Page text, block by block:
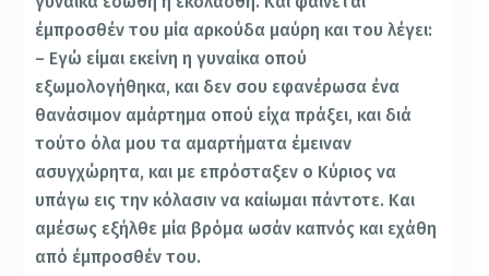
έμπροσθέν του μία αρκούδα μαύρη και του λέγει:
– Εγώ είμαι εκείνη η γυναίκα οπού
εξωμολογήθηκα, και δεν σου εφανέρωσα ένα
θανάσιμον αμάρτημα οπού είχα πράξει, και διά
τούτο όλα μου τα αμαρτήματα έμειναν
ασυγχώρητα, και με επρόσταξεν ο Κύριος να
υπάγω εις την κόλασιν να καίωμαι πάντοτε. Και
αμέσως εξήλθε μία βρόμα ωσάν καπνός και εχάθη
από έμπροσθέν του.